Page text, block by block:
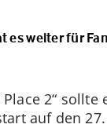
es weiter für
2“
auf den